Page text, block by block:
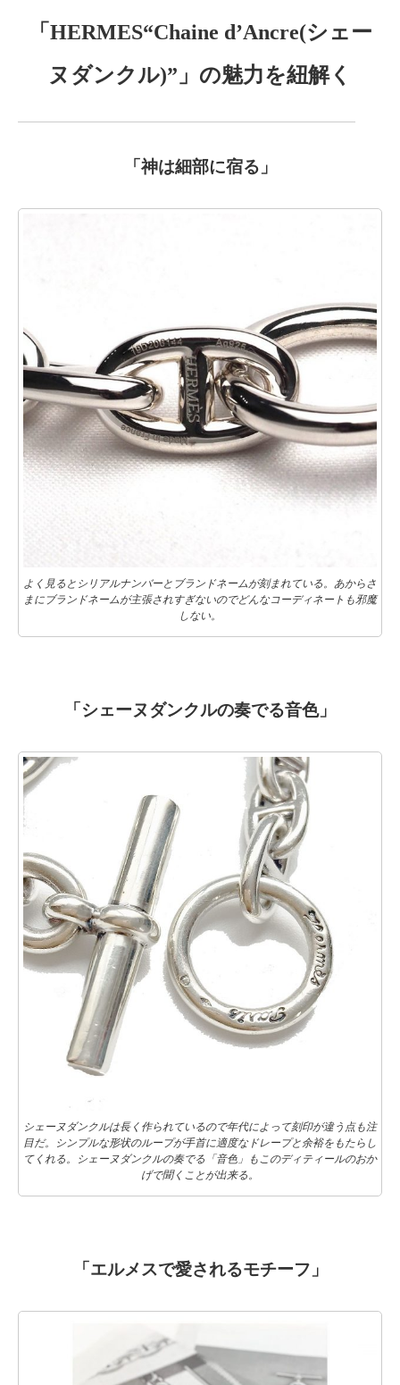
「HERMES“Chaine d’Ancre(シェー
ヌダンクル)”」の魅力を紐解く
「 神は細部に宿る」
よく見るとシリアルナンバーとブランドネームが刻まれている。あからさ
まにブランドネームが主張されすぎないのでどんなコーディネートも邪魔
しない。
「シェーヌダンクルの奏でる音色」
シェーヌダンクルは長く作られているので年代によって刻印が違う点も注
目だ。シンプルな形状のループが手首に適度なドレープと余裕をもたらし
てくれる。シェーヌダンクルの奏でる「音色」もこのディティールのおか
げで聞くことが出来る。
「エルメスで愛されるモチーフ」